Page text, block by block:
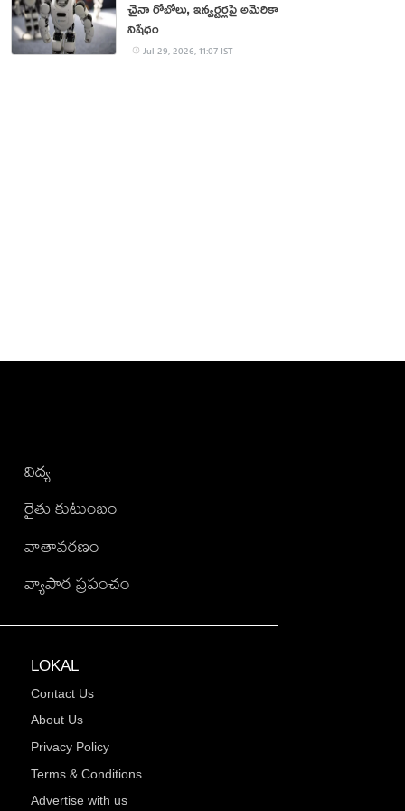
చైనా రోబోలు, ఇన్వర్టర్లపై అమెరికా
నిషేధం
Jul 29, 2026, 11:07 IST
విద్య
రైతు కుటుంబం
వాతావరణం
వ్యాపార ప్రపంచం
LOKAL
Contact Us
About Us
Privacy Policy
Terms & Conditions
Advertise with us